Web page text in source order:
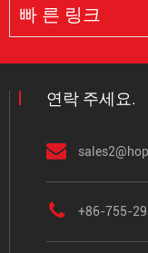
빠 른 링크
연락 주세요.
+86-755-